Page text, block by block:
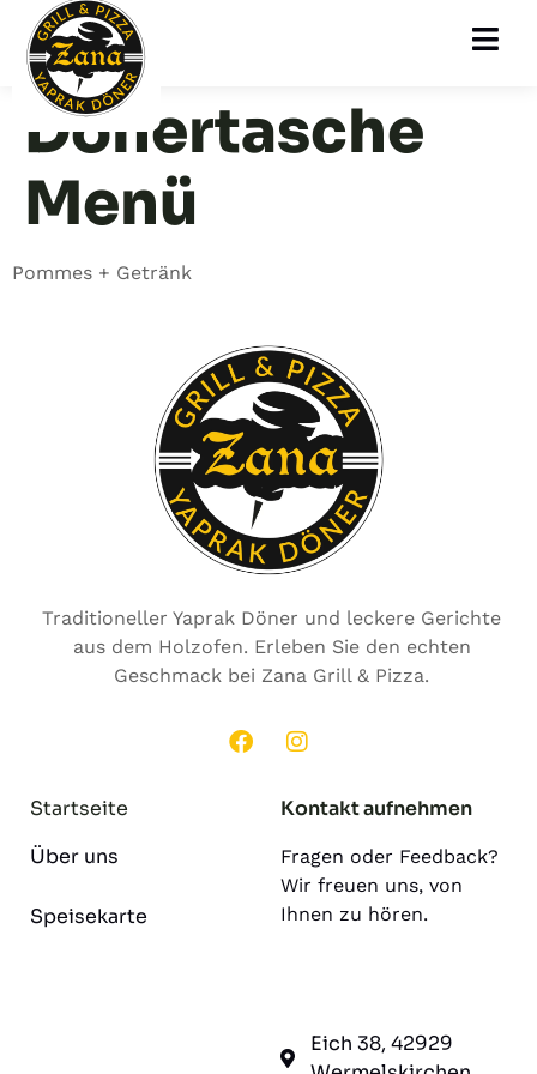
Dönertasche
Menü
Pommes + Getränk
Traditioneller Yaprak Döner und leckere Gerichte
aus dem Holzofen. Erleben Sie den echten
Geschmack bei Zana Grill & Pizza.
Startseite
Über uns
Speisekarte
Kontakt aufnehmen
Fragen oder Feedback?
Wir freuen uns, von
Ihnen zu hören.
Eich 38, 42929